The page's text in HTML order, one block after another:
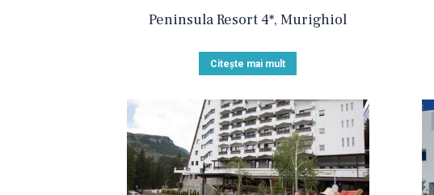
Peninsula Resort 4*, Murighiol
Citește mai mult